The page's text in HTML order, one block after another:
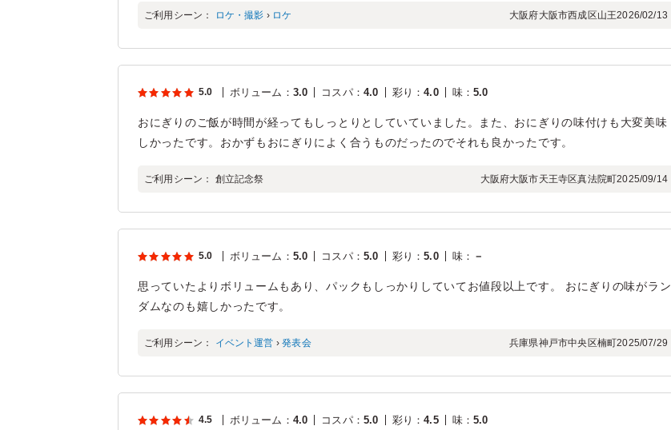
ご利用シーン： ロケ・撮影 › ロケ 大阪府大阪市西成区山王2026/02/13
5.0 ボリューム ： 3.0 コスパ： 4.0 彩り ：4.0 味：5.0
おにぎりのご飯が時間が経ってもしっとりとしていていました。また、おにぎりの味付けも大変美味
しかったです。おかずもおにぎりによく合うものだったのでそれも良かったです。
ご利用シーン： 創立記念祭 大阪府大阪市天王寺区真法院町2025/09/14
5.0 ボリューム ： 5.0 コスパ： 5.0 彩り ：5.0 味： －
思っていたよりボリュームもあり、パックもしっかりしていてお値段以上です。 おにぎりの味がラン
ダムなのも嬉しかったです。
ご利用シーン： イベント運営 ›発表会 兵庫県神戸市中央区楠町2025/07/29
4.5 ボリューム ： 4.0 コスパ： 5.0 彩り ：4.5 味：5.0